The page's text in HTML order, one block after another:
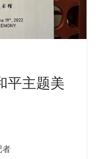
平主题美
者